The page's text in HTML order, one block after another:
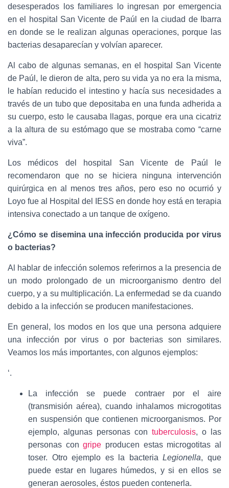
desesperados los familiares lo ingresan por emergencia
en el hospital San Vicente de Paúl en la ciudad de Ibarra
en donde se le realizan algunas operaciones, porque las
bacterias desaparecían y volvían aparecer.
Al cabo de algunas semanas, en el hospital San Vicente
de Paúl, le dieron de alta, pero su vida ya no era la misma,
le habían reducido el intestino y hacía sus necesidades a
través de un tubo que depositaba en una funda adherida a
su cuerpo, esto le causaba llagas, porque era una cicatriz
a la altura de su estómago que se mostraba como “carne
viva”.
Los médicos del hospital San Vicente de Paúl le
recomendaron que no se hiciera ninguna intervención
quirúrgica en al menos tres años, pero eso no ocurrió y
Loyo fue al Hospital del IESS en donde hoy está en terapia
intensiva conectado a un tanque de oxígeno.
¿Cómo se disemina una infección producida por virus
o bacterias?
Al hablar de infección solemos referirnos a la presencia de
un modo prolongado de un microorganismo dentro del
cuerpo, y a su multiplicación. La enfermedad se da cuando
debido a la infección se producen manifestaciones.
En general, los modos en los que una persona adquiere
una infección por virus o por bacterias son similares.
Veamos los más importantes, con algunos ejemplos:
‘.
La infección se puede contraer por el aire
(transmisión aérea), cuando inhalamos microgotitas
en suspensión que contienen microorganismos. Por
ejemplo, algunas personas con tuberculosis, o las
personas congripe producen estas microgotitas al
toser. Otro ejemplo es la bacteriaLegionella, que
puede estar en lugares húmedos, y si en ellos se
generan aerosoles, éstos pueden contenerla.